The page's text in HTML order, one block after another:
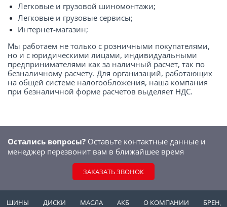
Легковые и грузовой шиномонтажи;
Легковые и грузовые сервисы;
Интернет-магазин;
Мы работаем не только с розничными покупателями,
но и с юридическими лицами, индивидуальными
предпринимателями как за наличный расчет, так по
безналичному расчету. Для организаций, работающих
на общей системе налогообложения, наша компания
при безналичной форме расчетов выделяет НДС.
Остались вопросы? Оставьте контактные данные и
менеджер перезвонит вам в ближайшее время
ЗАКАЗАТЬ ЗВОНОК
ШИНЫ ДИСКИ МАСЛА АКБ О КОМПАНИИ